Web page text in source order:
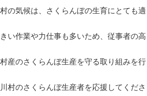
の気候は、さくらんぼの生育にとても適
い作業や力仕事も多いため、従事者の高
産のさくらんぼ生産を守る取り組みを行
村のさくらんぼ生産者を応援してくださ